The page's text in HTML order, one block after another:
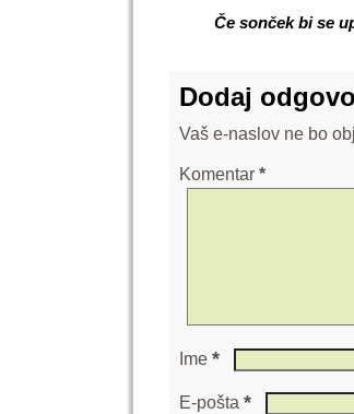
Če sonček bi se
Dodaj
Vaš e-naslov ne bo
Komentar *
Ime *
E-pošta *